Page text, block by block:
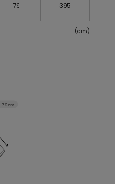
79 395
(cm)
79cm